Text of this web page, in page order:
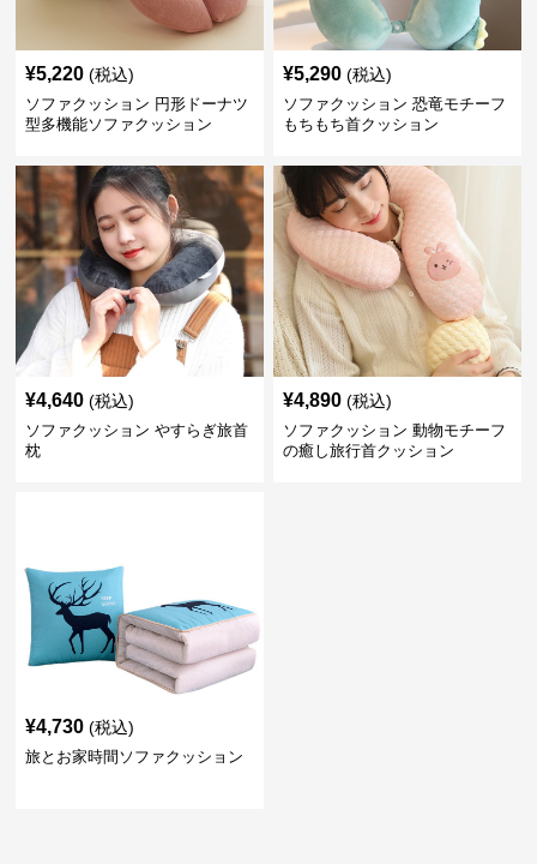
¥5,220 (税込)
ソファクッション 円形ドーナツ
型多機能ソファクッション
¥5,290 (税込)
ソファクッション 恐竜モチーフ
もちもち首クッション
¥4,640 (税込)
ソファクッション やすらぎ旅首
枕
¥4,890 (税込)
ソファクッション 動物モチーフ
の癒し旅行首クッション
¥4,730 (税込)
旅とお家時間ソファクッション